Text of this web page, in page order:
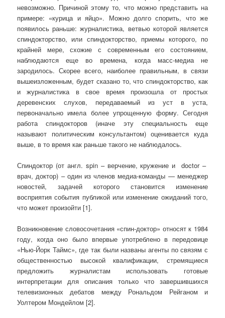
невозможно. Причиной этому то, что можно представить на
примере: «курица и яйцо». Можно долго спорить, что же
появилось раньше: журналистика, ветвью которой является
спиндокторство, или спиндокторство, приемы которого, по
крайней мере, схожие с современным его состоянием,
наблюдаются еще во времена, когда масс-медиа не
зародилось. Скорее всего, наиболее правильным, в связи
вышеизложенным, будет сказано то, что спиндокторство, как
и журналистика в свое время произошла от простых
деревенских слухов, передаваемый из уст в уста,
первоначально имела более упрощенную форму. Сегодня
работа спиндокторов (иначе эту специальность еще
называют политическим консультантом) оценивается куда
выше, в то время как раньше такого не наблюдалось.
Спиндоктор (от англ. spin – верчение, кружение и doctor –
врач, доктор) – один из членов ме­диа-команды — менеджер
новостей, задачей которого становится изменение
восприятия события публикой или изменение ожиданий того,
что может произойти [1].
Возникновение словосочетания «спин-доктор» относят к 1984
году, когда оно было впервые употреблено в передовице
«Нью-Йорк Таймс», где так были названы агенты по связям с
общественностью высокой квалификации, стремящиеся
предложить журналистам использовать готовые
интерпретации для описания только что завершившихся
телевизионных дебатов между Рональдом Рейганом и
Уолтером Мондейлом [2].